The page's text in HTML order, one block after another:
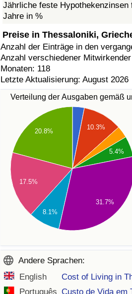
Jährliche feste Hypothekenzinsen
Jahre in %
Preise in Thessaloniki,
Anzahl der Einträge in den
Anzahl verschiedener
Monaten: 118
Letzte Aktualisierung: August 2026
Verteilung der Ausgaben gemäß
10.3%
5.4%
20.8%
17.5%
8.1%
31.7%
Andere Sprachen:
English
Cost of Living in
Português Custo de Vida em